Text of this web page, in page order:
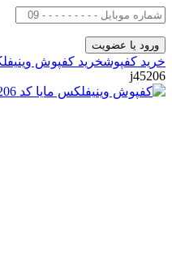
خرید کفپوشخرید کفپوش
j45206